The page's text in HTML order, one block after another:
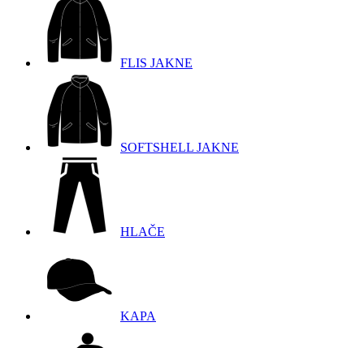
FLIS JAKNE
SOFTSHELL JAKNE
HLAČE
KAPA